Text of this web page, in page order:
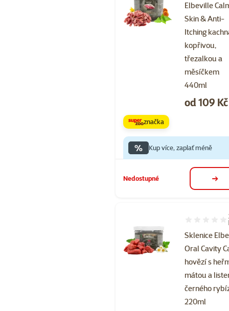
Elbeville
Skin & Anti-
Itching
kopřivou,
třezalkou a
měsíčkem
440ml
Cena
od 109 Kč
značka
% Kup více, zaplať méně
Nedostupné
Sklenice
Oral Cavity
hovězí s
mátou a
černého
220ml
Hodnocení